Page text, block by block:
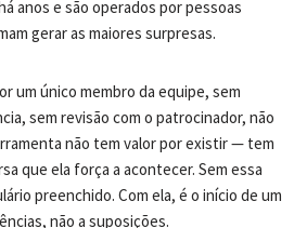
anos e são operados por pessoas
gerar as maiores surpresas.
um único membro da equipe, sem
sem revisão com o patrocinador, não
não tem valor por existir — tem
que ela força a acontecer. Sem essa
preenchido. Com ela, é o início de um
não a suposições.